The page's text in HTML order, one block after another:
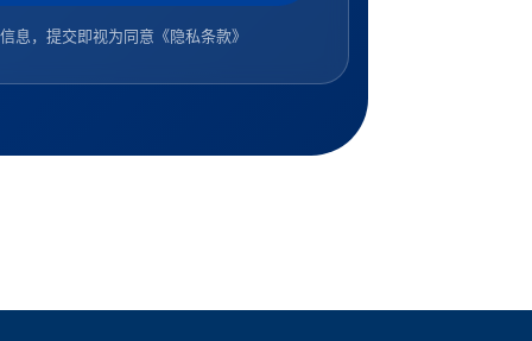
息，提交即视为同意 《隐私条款》